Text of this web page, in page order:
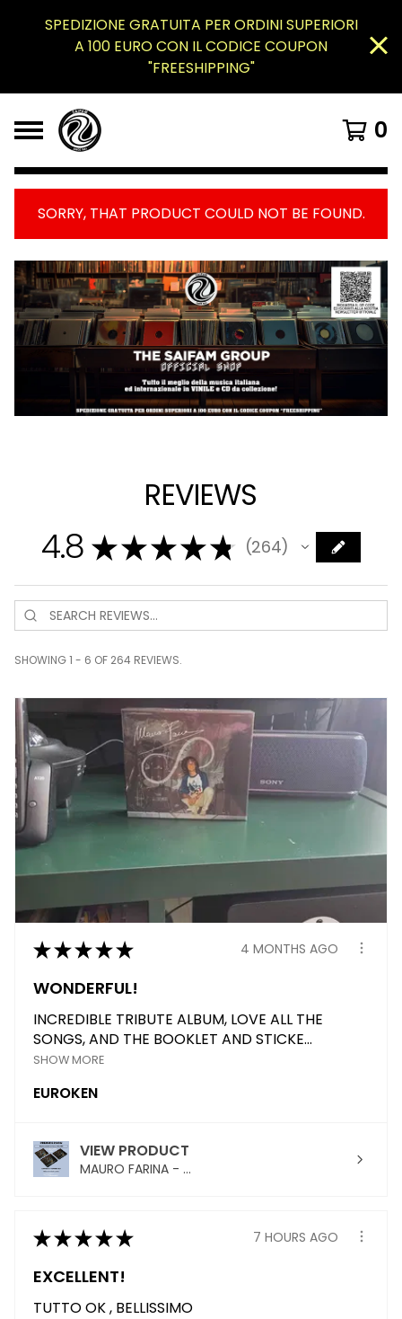
SPEDIZIONE GRATUITA PER ORDINI SUPERIORI
A 100 EURO CON IL CODICE COUPON
"FREESHIPPING"
0
SORRY, THAT PRODUCT COULD NOT BE FOUND.
REVIEWS
4.8 ★★★★★ 264
264
SHOWING 1 - 6 OF 264 REVIEWS.
★★★★★ 4 MONTHS AGO
WONDERFUL!
INCREDIBLE TRIBUTE ALBUM, LOVE ALL THE
SONGS, AND THE BOOKLET AND STICKE...
SHOW MORE
EUROKEN
VIEW PRODUCT
MAURO FARINA - ...
★★★★★ 7 HOURS AGO
EXCELLENT!
TUTTO OK , BELLISSIMO